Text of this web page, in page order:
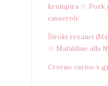
krumpira ☆ Pork
casserole
Široki rezanci
☆ Mafaldine alla
Crveno varivo s